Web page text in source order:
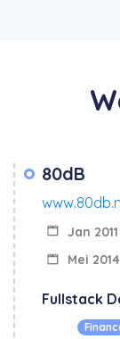
80dB
Jan
Mei
Fullstack